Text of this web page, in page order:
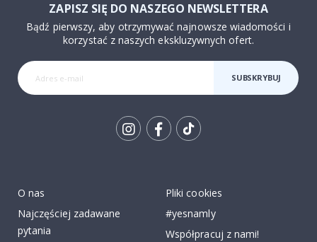
ZAPISZ SIĘ DO NASZEGO NEWSLETTERA
Bądź pierwszy, aby otrzymywać najnowsze wiadomości i
korzystać z naszych ekskluzywnych ofert.
SUBSKRYBUJ
O nas
Najczęściej zadawane
pytania
Pliki cookies
#yesnamly
Współpracuj z nami!